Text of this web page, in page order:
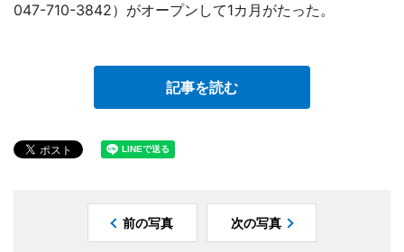
047-710-3842）がオープンして1カ月がたった。
記事を読む
前の写真 次の写真